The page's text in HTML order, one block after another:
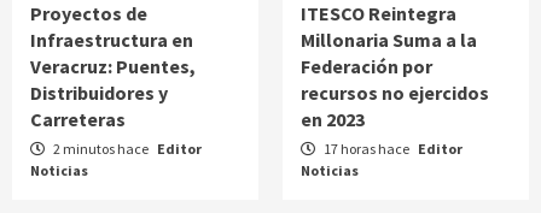
Proyectos de
Infraestructura en
Veracruz: Puentes,
Distribuidores y
Carreteras
2 minutos hace Editor
Noticias
ITESCO Reintegra
Millonaria Suma a la
Federación por
recursos no ejercidos
en 2023
17 horas hace Editor
Noticias